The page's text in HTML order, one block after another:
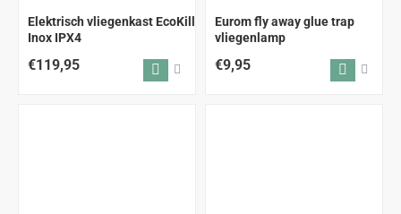
Elektrisch vliegenkast EcoKill
Inox IPX4
€119,95
Eurom fly away glue trap
vliegenlamp
€9,95